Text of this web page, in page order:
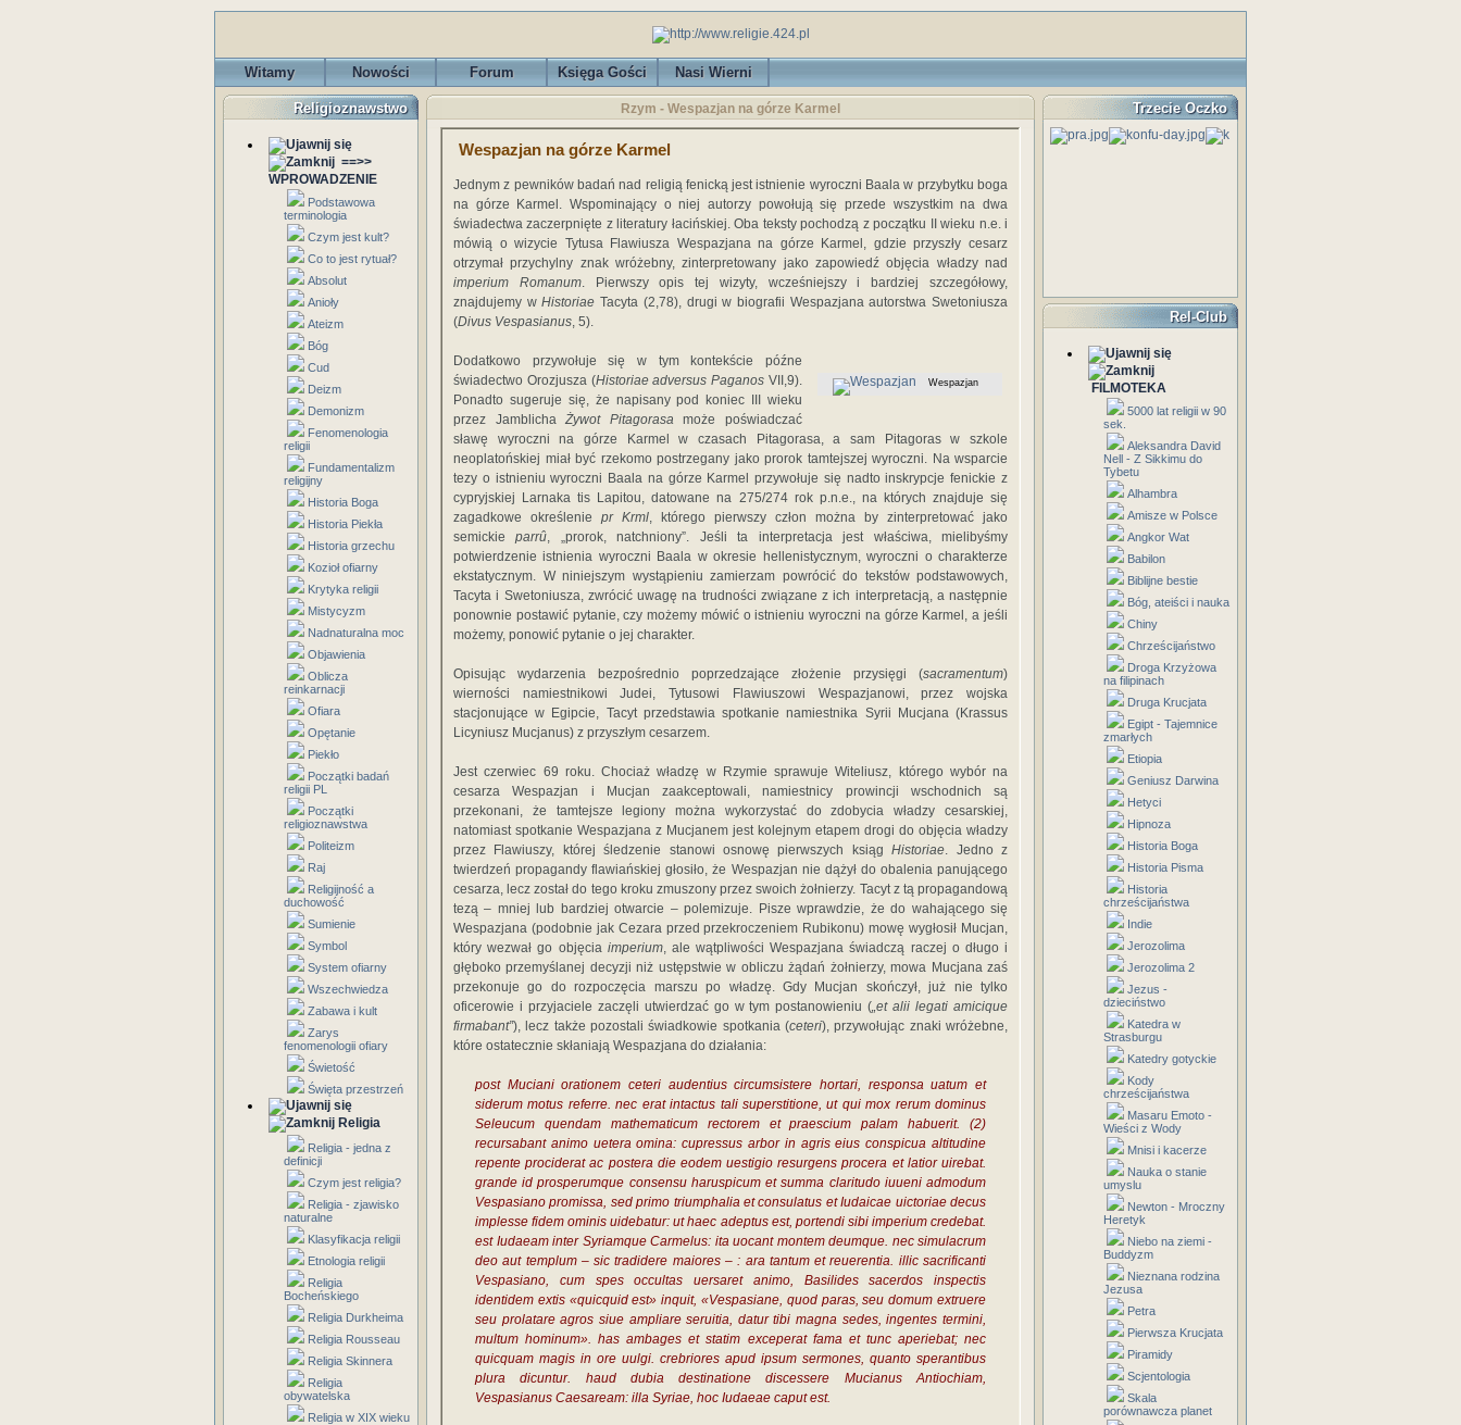
Witamy Nowości Forum Księga Gości Nasi Wierni
Religioznawstwo
==>>
WPROWADZENIE
Podstawowa
terminologia
Czym jest kult?
Co to jest rytuał?
Absolut
Anioły
Ateizm
Bóg
Cud
Deizm
Demonizm
Fenomenologia
religii
Fundamentalizm
religijny
Historia Boga
Historia Piekła
Historia grzechu
Kozioł ofiarny
Krytyka religii
Mistycyzm
Nadnaturalna moc
Objawienia
Oblicza
reinkarnacji
Ofiara
Opętanie
Piekło
Początki badań
religii PL
Początki
religioznawstwa
Politeizm
Raj
Religijność a
duchowość
Sumienie
Symbol
System ofiarny
Wszechwiedza
Zabawa i kult
Zarys
fenomenologii ofiary
Świetość
Święta przestrzeń
Religia
Religia - jedna z
definicji
Czym jest religia?
Religia - zjawisko
naturalne
Klasyfikacja religii
Etnologia religii
Religia
Bocheńskiego
Religia Durkheima
Religia Rousseau
Religia Skinnera
Religia
obywatelska
Religia w XIX wieku
Rzym - Wespazjan na górze Karmel
Wespazjan na górze Karmel
Jednym z pewników badań nad religią fenicką jest istnienie wyroczni Baala w przybytku boga
na górze Karmel. Wspominający o niej autorzy powołują się przede wszystkim na dwa
świadectwa zaczerpnięte z literatury łacińskiej. Oba teksty pochodzą z początku II wieku n.e. i
mówią o wizycie Tytusa Flawiusza Wespazjana na górze Karmel, gdzie przyszły cesarz
otrzymał przychylny znak wróżebny, zinterpretowany jako zapowiedź objęcia władzy nad
imperium Romanum. Pierwszy opis tej wizyty, wcześniejszy i bardziej szczegółowy,
znajdujemy wHistoriae Tacyta (2,78), drugi w biografii Wespazjana autorstwa Swetoniusza
(Divus Vespasianus, 5).
Wespazjan
Dodatkowo przywołuje się w tym kontekście późne
świadectwo Orozjusza (Historiae adversus PaganosVII,9).
Ponadto sugeruje się, że napisany pod koniec III wieku
przez JamblichaŻywot Pitagorasamoże poświadczać
sławę wyroczni na górze Karmel w czasach Pitagorasa, a sam Pitagoras w szkole
neoplatońskiej miał być rzekomo postrzegany jako prorok tamtejszej wyroczni. Na wsparcie
tezy o istnieniu wyroczni Baala na górze Karmel przywołuje się nadto inskrypcje fenickie z
cypryjskiej Larnaka tis Lapitou, datowane na 275/274 rok p.n.e., na których znajduje się
zagadkowe określenie pr Krml, którego pierwszy człon można by zinterpretować jako
semickieparrû, „prorok, natchniony”. Jeśli ta interpretacja jest właściwa, mielibyśmy
potwierdzenie istnienia wyroczni Baala w okresie hellenistycznym, wyroczni o charakterze
ekstatycznym. W niniejszym wystąpieniu zamierzam powrócić do tekstów podstawowych,
Tacyta i Swetoniusza, zwrócić uwagę na trudności związane z ich interpretacją, a następnie
ponownie postawić pytanie, czy możemy mówić o istnieniu wyroczni na górze Karmel, a jeśli
możemy, ponowić pytanie o jej charakter.
Opisując wydarzenia bezpośrednio poprzedzające złożenie przysięgi (sacramentum)
wierności namiestnikowi Judei, Tytusowi Flawiuszowi Wespazjanowi, przez wojska
stacjonujące w Egipcie, Tacyt przedstawia spotkanie namiestnika Syrii Mucjana (Krassus
Licyniusz Mucjanus) z przyszłym cesarzem.
Jest czerwiec 69 roku. Chociaż władzę w Rzymie sprawuje Witeliusz, którego wybór na
cesarza Wespazjan i Mucjan zaakceptowali, namiestnicy prowincji wschodnich są
przekonani, że tamtejsze legiony można wykorzystać do zdobycia władzy cesarskiej,
natomiast spotkanie Wespazjana z Mucjanem jest kolejnym etapem drogi do objęcia władzy
przez Flawiuszy, której śledzenie stanowi osnowę pierwszych ksiągHistoriae. Jedno z
twierdzeń propagandy flawiańskiej głosiło, że Wespazjan nie dążył do obalenia panującego
cesarza, lecz został do tego kroku zmuszony przez swoich żołnierzy. Tacyt z tą propagandową
tezą – mniej lub bardziej otwarcie – polemizuje. Pisze wprawdzie, że do wahającego się
Wespazjana (podobnie jak Cezara przed przekroczeniem Rubikonu) mowę wygłosił Mucjan,
który wezwał go objęcia imperium, ale wątpliwości Wespazjana świadczą raczej o długo i
głęboko przemyślanej decyzji niż ustępstwie w obliczu żądań żołnierzy, mowa Mucjana zaś
przekonuje go do rozpoczęcia marszu po władzę. Gdy Mucjan skończył, już nie tylko
oficerowie i przyjaciele zaczęli utwierdzać go w tym postanowieniu („et alii legati amicique
firmabant”), lecz także pozostali świadkowie spotkania (ceteri), przywołując znaki wróżebne,
które ostatecznie skłaniają Wespazjana do działania:
post Muciani orationem ceteri audentius circumsistere hortari, responsa uatum et
siderum motus referre. nec erat intactus tali superstitione, ut qui mox rerum dominus
Seleucum quendam mathematicum rectorem et praescium palam habuerit. (2)
recursabant animo uetera omina: cupressus arbor in agris eius conspicua altitudine
repente prociderat ac postera die eodem uestigio resurgens procera et latior uirebat.
grande id prosperumque consensu haruspicum et summa claritudo iuueni admodum
Vespasiano promissa, sed primo triumphalia et consulatus et Iudaicae uictoriae decus
implesse fidem ominis uidebatur: ut haec adeptus est, portendi sibi imperium credebat.
est Iudaeam inter Syriamque Carmelus: ita uocant montem deumque. nec simulacrum
deo aut templum – sic tradidere maiores – : ara tantum et reuerentia. illic sacrificanti
Vespasiano, cum spes occultas uersaret animo, Basilides sacerdos inspectis
identidem extis «quicquid est» inquit, «Vespasiane, quod paras, seu domum extruere
seu prolatare agros siue ampliare seruitia, datur tibi magna sedes, ingentes termini,
multum hominum». has ambages et statim exceperat fama et tunc aperiebat; nec
quicquam magis in ore uulgi. crebriores apud ipsum sermones, quanto sperantibus
plura dicuntur. haud dubia destinatione discessere Mucianus Antiochiam,
Vespasianus Caesaream: illa Syriae, hoc Iudaeae caput est.
Trzecie Oczko
Rel-Club
FILMOTEKA
5000 lat religii w 90
sek.
Aleksandra David
Nell - Z Sikkimu do
Tybetu
Alhambra
Amisze w Polsce
Angkor Wat
Babilon
Biblijne bestie
Bóg, ateiści i nauka
Chiny
Chrześcijaństwo
Droga Krzyżowa
na filipinach
Druga Krucjata
Egipt - Tajemnice
zmarłych
Etiopia
Geniusz Darwina
Hetyci
Hipnoza
Historia Boga
Historia Pisma
Historia
chrześcijaństwa
Indie
Jerozolima
Jerozolima 2
Jezus -
dzieciństwo
Katedra w
Strasburgu
Katedry gotyckie
Kody
chrześcijaństwa
Masaru Emoto -
Wieści z Wody
Mnisi i kacerze
Nauka o stanie
umyslu
Newton - Mroczny
Heretyk
Niebo na ziemi -
Buddyzm
Nieznana rodzina
Jezusa
Petra
Pierwsza Krucjata
Piramidy
Scjentologia
Skala
porównawcza planet